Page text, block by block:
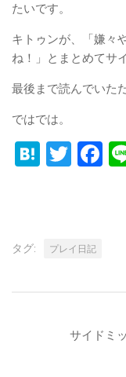
たいです。
キトゥンが、「嫌々
ね！」とまとめてサ
最後まで読んでいた
ではでは。
Hatena
タグ: プレイ日記
サイドミ